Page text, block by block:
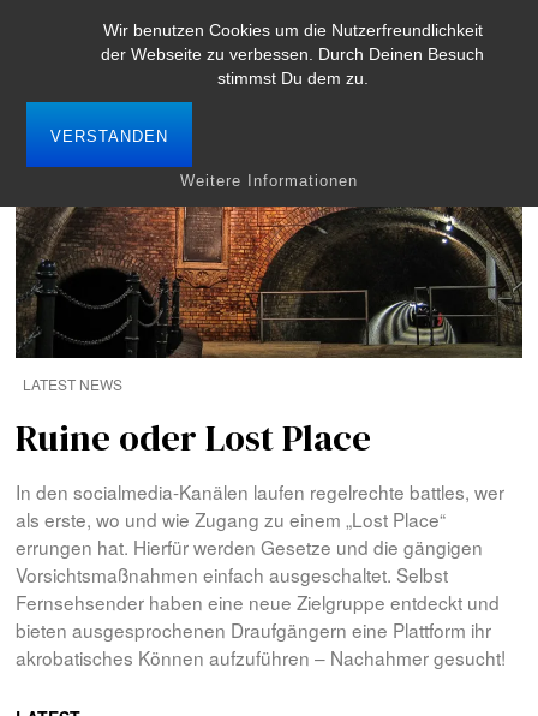
Wir benutzen Cookies um die Nutzerfreundlichkeit
der Webseite zu verbessen. Durch Deinen Besuch
stimmst Du dem zu.
VERSTANDEN
Weitere Informationen
LATEST NEWS
Ruine oder Lost Place
In den socialmedia-Kanälen laufen regelrechte battles, wer
als erste, wo und wie Zugang zu einem „Lost Place“
errungen hat. Hierfür werden Gesetze und die gängigen
Vorsichtsmaßnahmen einfach ausgeschaltet. Selbst
Fernsehsender haben eine neue Zielgruppe entdeckt und
bieten ausgesprochenen Draufgängern eine Plattform ihr
akrobatisches Können aufzuführen – Nachahmer gesucht!